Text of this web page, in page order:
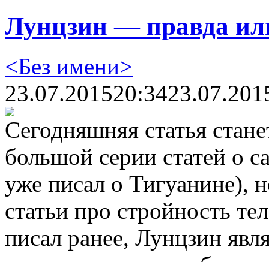
Лунцзин — правда
<Без имени>
23.07.201520:34
Сегодняшняя статья
большой серии статей о
уже писал о Тигуанине),
статьи про стройность
писал ранее, Лунцзин